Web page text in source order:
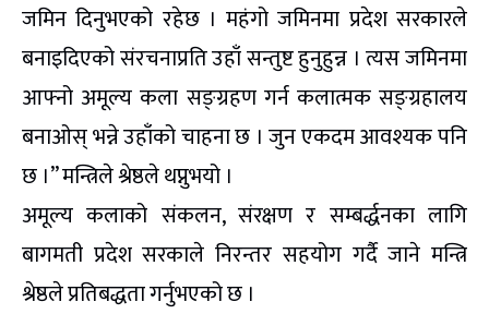
जमिन दिनुभएको रहेछ । महंगो जमिनमा प्रदेश सरकारले
बनाइदिएको संरचनाप्रति उहाँ सन्तुष्ट हुनुहुन्न । त्यस जमिनमा
आफ्नो अमूल्य कला सङ्ग्रहण गर्न कलात्मक सङ्ग्रहालय
बनाओस् भन्ने उहाँको चाहना छ । जुन एकदम आवश्यक पनि
छ ।” मन्त्रिले श्रेष्ठले थप्नुभयो ।
अमूल्य कलाको संकलन, संरक्षण र सम्बर्द्धनका लागि
बागमती प्रदेश सरकाले निरन्तर सहयोग गर्दै जाने मन्त्रि
श्रेष्ठले प्रतिबद्धता गर्नुभएको छ ।